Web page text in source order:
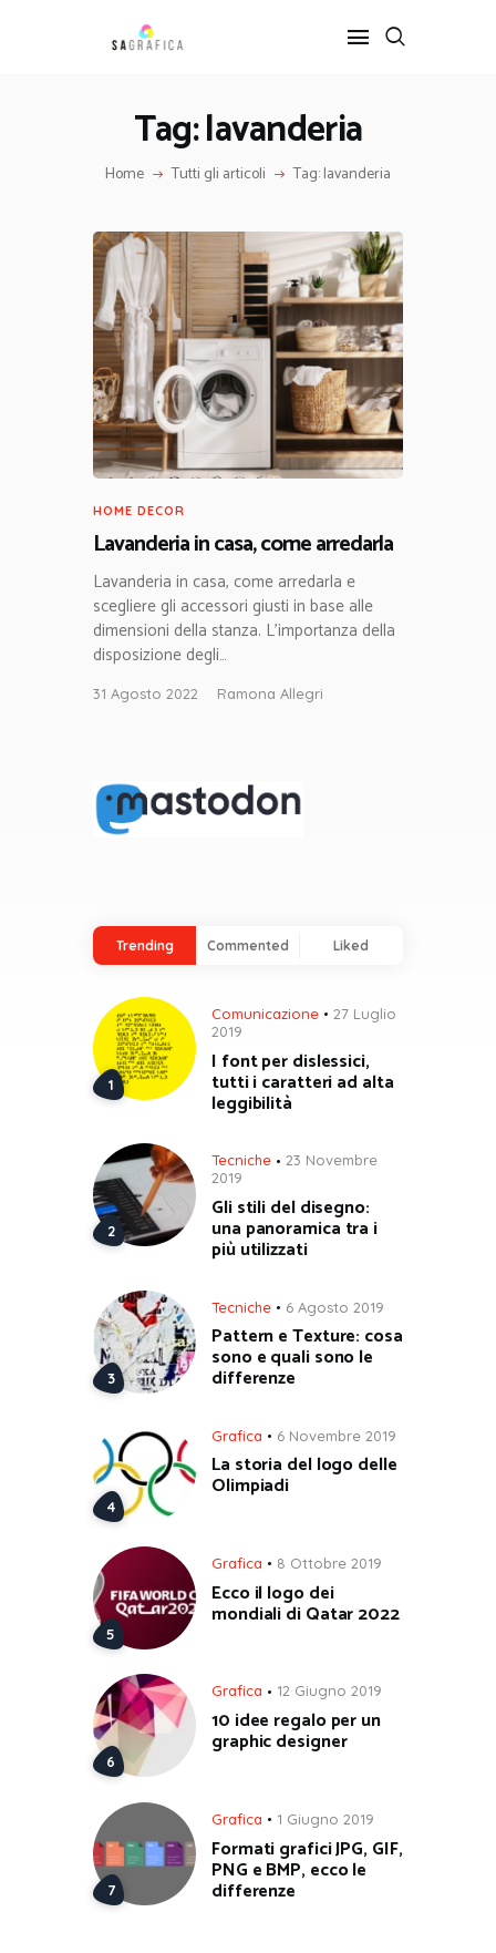
Tag: lavanderia
Home Tutti gli articoli Tag: lavanderia
GRAFICA
INTERIOR DESIGN
SERVIZI
CONTATTI
HOME DECOR
Lavanderia in casa, come arredarla
Lavanderia in casa, come arredarla e
scegliere gli accessori giusti in base alle
dimensioni della stanza. L’importanza della
disposizione degli…
31 Agosto 2022 Ramona Allegri
Trending Commented Liked
Comunicazione
27 Luglio
2019
I font per dislessici,
tutti i caratteri ad alta
leggibilità
Tecniche
23 Novembre
2019
Gli stili del disegno:
una panoramica tra i
più utilizzati
Tecniche 6 Agosto 2019
Pattern e Texture: cosa
sono e quali sono le
differenze
Grafica 6 Novembre 2019
La storia del logo delle
Olimpiadi
Grafica 8 Ottobre 2019
Ecco il logo dei
mondiali di Qatar 2022
Grafica 12 Giugno 2019
10 idee regalo per un
graphic designer
Grafica 1 Giugno 2019
Formati grafici JPG, GIF,
PNG e BMP, ecco le
differenze